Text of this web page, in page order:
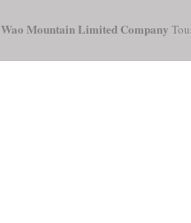
Wao Mountain Limited Company